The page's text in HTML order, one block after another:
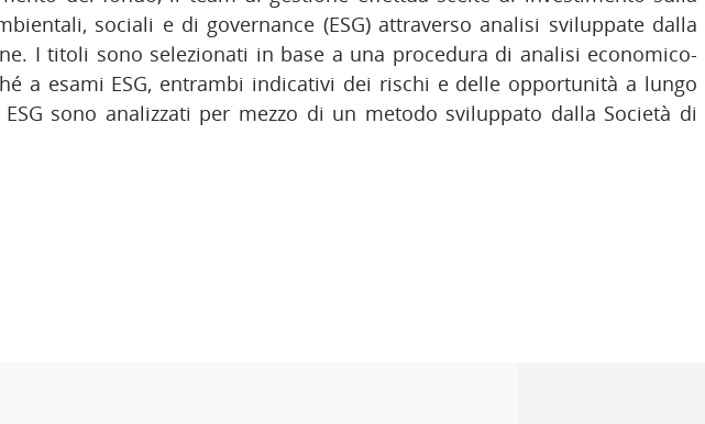
sociali e di governance (ESG) attraverso analisi sviluppate dalla
I titoli sono selezionati in base a una procedura di analisi economico-
a esami ESG, entrambi indicativi dei rischi e delle opportunità a lungo
sono analizzati per mezzo di un metodo sviluppato dalla Società di